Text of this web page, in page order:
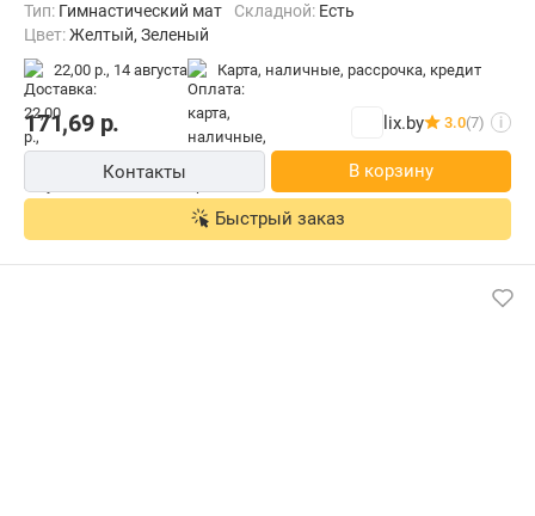
Тип: Гимнастический мат Складной: Есть
Цвет:Желтый, Зеленый
22,00 р., 14 августа карта, наличные, рассрочка, кредит
171,69р. lix.by 3.0(7) i
Контакты В корзину
Быстрый заказ